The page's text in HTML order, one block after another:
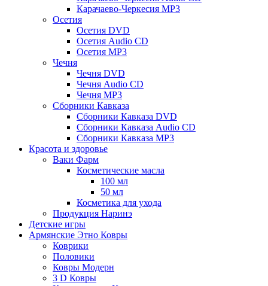
Карачаево-Черкесия MP3
Осетия
Осетия DVD
Осетия Audio CD
Осетия MP3
Чечня
Чечня DVD
Чечня Audio CD
Чечня MP3
Сборники Кавказа
Сборники Кавказа DVD
Сборники Кавказа Audio CD
Сборники Кавказа MP3
Красота и здоровье
Ваки Фарм
Косметические масла
100 мл
50 мл
Косметика для ухода
Продукция Наринэ
Детские игры
Армянские Этно Ковры
Коврики
Половики
Ковры Модерн
3 D Ковры